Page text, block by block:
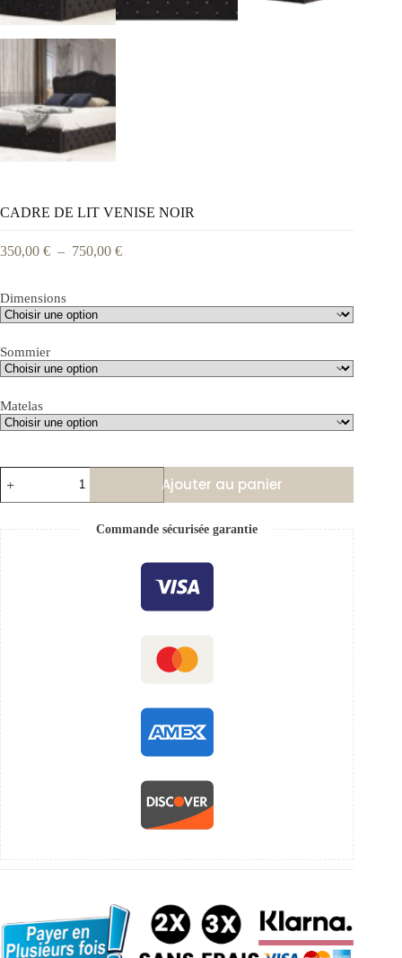
CADRE DE LIT VENISE NOIR
350,00 € – 750,00 €
Dimensions
Sommier
Matelas
Ajouter au panier
Commande sécurisée garantie